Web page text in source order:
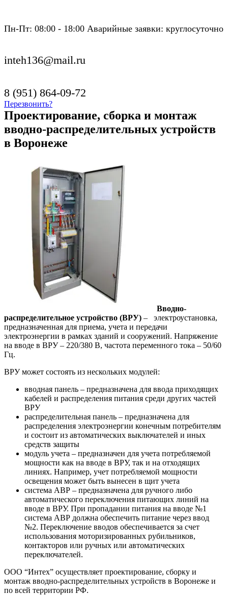
Пн-Пт: 08:00 - 18:00 Аварийные заявки: круглосуточно
inteh136@mail.ru
8 (951) 864-09-72
Перезвонить?
Проектирование, сборка и монтаж
вводно-распределительных устройств
в Воронеже
Вводно-
распределительное устройство (ВРУ) – электроустановка,
предназначенная для приема, учета и передачи
электроэнергии в рамках зданий и сооружений. Напряжение
на вводе в ВРУ – 220/380 В, частота переменного тока – 50/60
Гц.
ВРУ может состоять из нескольких модулей:
вводная панель – предназначена для ввода приходящих
кабелей и распределения питания среди других частей
ВРУ
распределительная панель – предназначена для
распределения электроэнергии конечным потребителям
и состоит из автоматических выключателей и иных
средств защиты
модуль учета – предназначен для учета потребляемой
мощности как на вводе в ВРУ, так и на отходящих
линиях. Например, учет потребляемой мощности
освещения может быть вынесен в щит учета
система АВР – предназначена для ручного либо
автоматического переключения питающих линий на
вводе в ВРУ. При пропадании питания на вводе №1
система АВР должна обеспечить питание через ввод
№2. Переключение вводов обеспечивается за счет
использования моторизированных рубильников,
контакторов или ручных или автоматических
переключателей.
ООО “Интех” осуществляет проектирование, сборку и
монтаж вводно-распределительных устройств в Воронеже и
по всей территории РФ.